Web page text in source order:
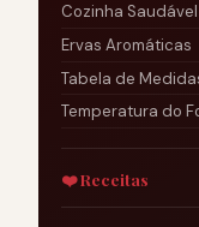
Cozinha Saudável
Ervas Aromáticas
Tabela de
Temperatura do
❤️ Receitas